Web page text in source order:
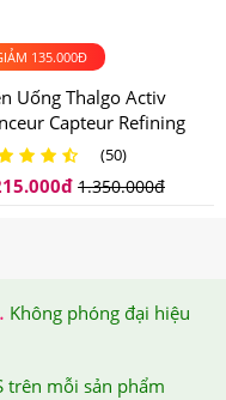
khi ăn sáng 15-30
kiêng trà, cà phê, hóa
19h.
có thai, đang cho con
về tim, mạch,
135.000Đ
Uống Thalgo Activ
Capteur Refining
Hỗ Trợ Giảm Cân
(50)
đ 1.350.000đ
Không phóng đại hiệu
trên mỗi sản phẩm